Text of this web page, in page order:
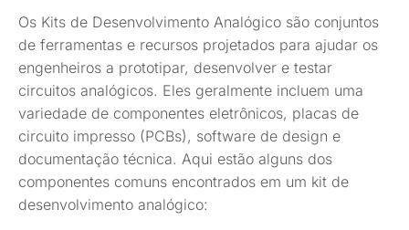
Os Kits de Desenvolvimento Analógico são conjuntos
de ferramentas e recursos projetados para ajudar os
engenheiros a prototipar, desenvolver e testar
circuitos analógicos. Eles geralmente incluem uma
variedade de componentes eletrônicos, placas de
circuito impresso (PCBs), software de design e
documentação técnica. Aqui estão alguns dos
componentes comuns encontrados em um kit de
desenvolvimento analógico: